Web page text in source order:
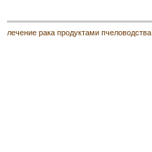
лечение рака продуктами пчеловодства